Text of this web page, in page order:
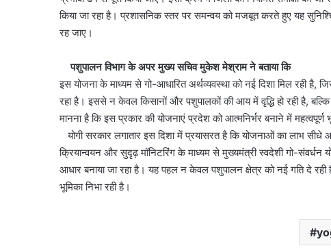
किया जा रहा है। प्रशासनिक स्तर पर समन्वय को मजबूत करते हुए यह
रह जाए।
पशुपालन विभाग के अपर मुख्य सचिव मुकेश मेश्राम ने बताया कि
इस योजना के माध्यम से गो-आधारित अर्थव्यवस्था को नई दिशा मिल रही है,
रहा है। इससे न केवल किसानों और पशुपालकों की आय में वृद्धि हो रही है, बल्कि
मानना है कि इस प्रकार की योजनाएं प्रदेश को आत्मनिर्भर बनाने में महत्वपूर्ण
योगी सरकार लगातार इस दिशा में प्रयासरत है कि योजनाओं का लाभ
क्रियान्वयन और सुदृढ़ मॉनिटरिंग के माध्यम से मुख्यमंत्री स्वदेशी गो-
आधार बनाया जा रहा है। यह पहल न केवल पशुपालन क्षेत्र को नई गति दे
भूमिका निभा रही है।